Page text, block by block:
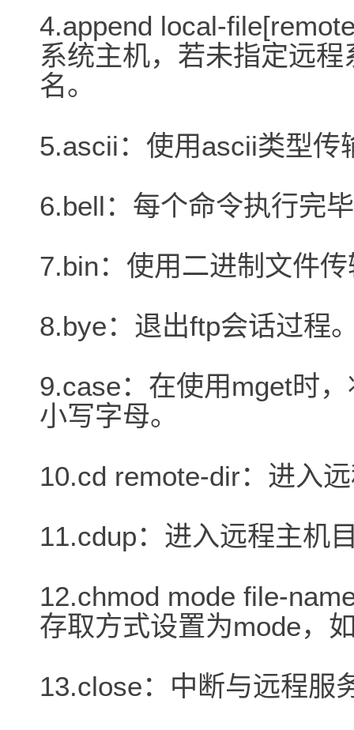
4.append local-
系统主机，若未指定远
名。
5.ascii：使用ascii类型传
6.bell：每个命令执行完
7.bin：使用二进制文件
8.bye：退出ftp会话过程
9.case：在使用mget时
小写字母。
10.cd remote-dir：进入
11.cdup：进入远程主机
12.chmod mode file-
存取方式设置为mode，
13.close：中断与远程服